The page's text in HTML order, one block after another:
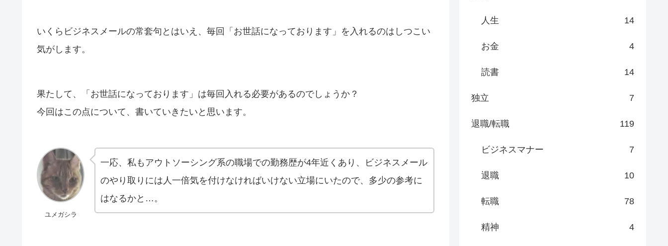
いくらビジネスメールの常套句とはいえ、毎回「お世話になっております」を入れるのはしつこい
気がします。
果たして、「お世話になっております」は毎回入れる必要があるのでしょうか？
今回はこの点について、書いていきたいと思います。
ユメガシラ
一応、私もアウトソーシング系の職場での勤務歴が4年近くあり、ビジネスメール
のやり取りには人一倍気を付けなければいけない立場にいたので、多少の参考に
はなるかと…。
人生 14
お金 4
読書 14
独立 7
退職/転職 119
ビジネスマナー 7
退職 10
転職 78
精神 4